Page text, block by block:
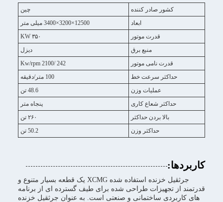
کشور صادر کننده
چین
ابعاد
12500×3200×3400 میلی متر
قدرت موتور
۳۵۰ KW
منبع برق
دیزل
قدرت نامی موتور
242 /2100 Kw/rpm
حداکثر سرعت خط
100 متر/دقیقه
عملیات وزن
48.6 تن
حداکثر شعاع کاری
پنجاه متر
بالا بردن حداکثر
۲۶۰ تن
حداکثر وزن
50.2 تن
کاربردها:
جرثقیل خزنده استفاده شده XCMG یک قطعه بسیار متنوع و
قدرتمند از تجهیزات طراحی شده برای طیف گسترده ای از برنامه
های کاربردی ساختمانی و صنعتی است. به عنوان جرثقیل خزنده